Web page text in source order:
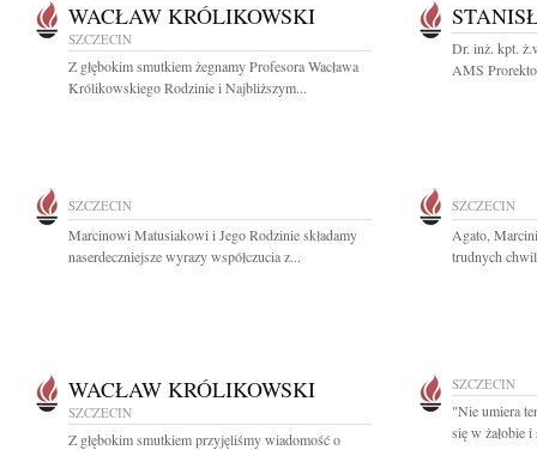
WACŁAW KRÓLIKOWSKI
SZCZECIN
Z głębokim smutkiem żegnamy Profesora Wacława
Królikowskiego Rodzinie i Najbliższym...
Dr. inż. kpt.
AMS
SZCZECIN
Marcinowi Matusiakowi i Jego Rodzinie składamy
naserdeczniejsze wyrazy współczucia z...
SZCZECIN
Agato,
trudnych
WACŁAW KRÓLIKOWSKI
SZCZECIN
Z głębokim smutkiem przyjęliśmy wiadomość o
SZCZECIN
"Nie umiera
się w żałobie